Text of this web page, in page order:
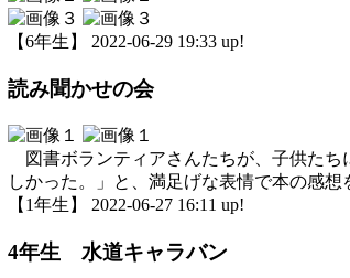
【6年生】 2022-06-29 19:33 up!
読み聞かせの会
図書ボランティアさんたちが、子供たち
しかった。」と、満足げな表情で本の感想
【1年生】 2022-06-27 16:11 up!
4年生 水道キャラバン